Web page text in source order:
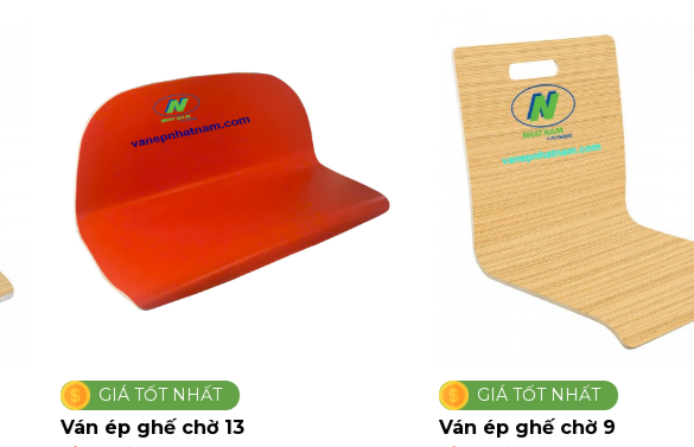
GIÁ TỐT NHẤT
Ván ép ghế chờ 9
GIÁ TỐT NHẤT
Ván ép ghế chờ 8